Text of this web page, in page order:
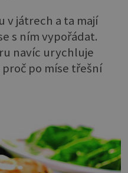
v játrech a ta mají
s ním vypořádat.
navíc urychluje
po míse třešní